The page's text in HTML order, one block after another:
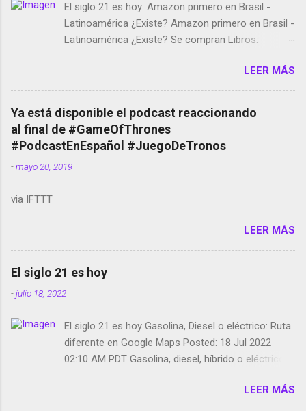
El siglo 21 es hoy: Amazon primero en Brasil -
Latinoamérica ¿Existe? Amazon primero en Brasil -
Latinoamérica ¿Existe? Se compran Libros:
temporada de Black Mirror Twitter deja de verificar
cuentas Responden los fotógrafos Brian May y el
copyright en Instagram Música y vídeo selfies en la
red social Riddley Scott saca a Kevin Spacey de su
película Francisco regaña a los que usan el
smartphone en sus misas La serie de la Tierra
Media GoBee - StartUp de bicicletas de alquiler
Live Photos en Google Photos Llegando Partimos
Dictados en Android El tamaño y su importancia...
LEER MÁS
Ya está disponible el podcast reaccionando
al final de #GameOfThrones
#PodcastEnEspañol #JuegoDeTronos
-mayo 20, 2019
via IFTTT
LEER MÁS
El siglo 21 es hoy
-julio 18, 2022
El siglo 21 es hoy Gasolina, Diesel o eléctrico: Ruta
diferente en Google Maps Posted: 18 Jul 2022
02:10 AM PDT Gasolina, diesel, híbrido o eléctrico:
LEER MÁS